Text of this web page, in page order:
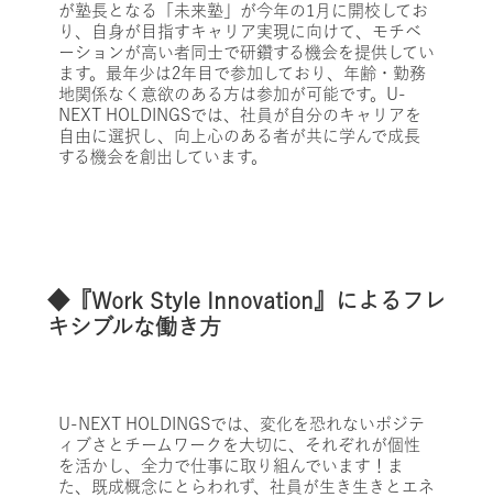
が塾長となる「未来塾」が今年の1月に開校してお
り、自身が目指すキャリア実現に向けて、モチベ
ーションが高い者同士で研鑽する機会を提供してい
ます。最年少は2年目で参加しており、年齢・勤務
地関係なく意欲のある方は参加が可能です。U-
NEXT HOLDINGSでは、社員が自分のキャリアを
自由に選択し、向上心のある者が共に学んで成長
する機会を創出しています。
◆『Work Style Innovation』によるフレ
キシブルな働き方
U-NEXT HOLDINGSでは、変化を恐れないポジテ
ィブさとチームワークを大切に、それぞれが個性
を活かし、全力で仕事に取り組んでいます！ま
た、既成概念にとらわれず、社員が生き生きとエネ